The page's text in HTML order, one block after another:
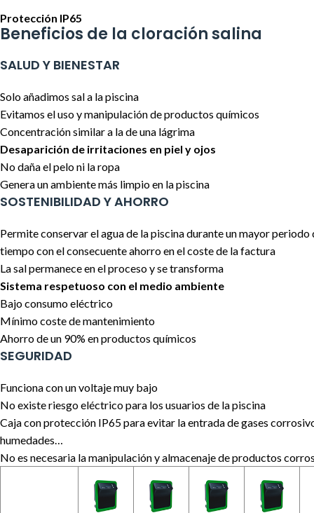
Protección IP65
Beneficios de la cloración salina
SALUD Y BIENESTAR
Solo añadimos sal a la piscina
Evitamos el uso y manipulación de productos químicos
Concentración similar a la de una lágrima
Desaparición de irritaciones en piel y ojos
No daña el pelo ni la ropa
Genera un ambiente más limpio en la piscina
SOSTENIBILIDAD Y AHORRO
Permite conservar el agua de la piscina durante un mayor periodo
tiempo con el consecuente ahorro en el coste de la factura
La sal permanece en el proceso y se transforma
Sistema respetuoso con el medio ambiente
Bajo consumo eléctrico
Mínimo coste de mantenimiento
Ahorro de un 90% en productos químicos
SEGURIDAD
Funciona con un voltaje muy bajo
No existe riesgo eléctrico para los usuarios de la piscina
Caja con protección IP65 para evitar la entrada de gases
humedades…
No es necesaria la manipulación y almacenaje de productos